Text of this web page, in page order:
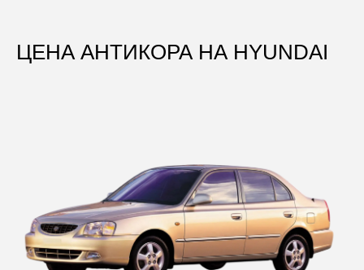
ЦЕНА АНТИКОРА НА HYUNDAI